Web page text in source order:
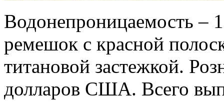
Водонепроницаемость –
ремешок с красной
титановой застежкой.
долларов США. Всего